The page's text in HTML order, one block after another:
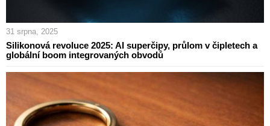
31 srpna, 2025
Silikonová revoluce 2025: AI superčipy, průlom v čipletech a
globální boom integrovaných obvodů